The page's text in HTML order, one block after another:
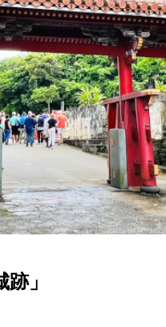
」